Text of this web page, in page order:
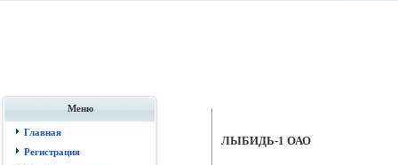
Меню
Главная
Регистрация
ЛЫБИДЬ-1 ОАО